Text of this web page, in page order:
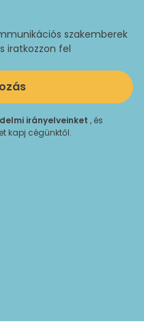
szakemberek
iratkozzon fel
irányelveinket , és
kapj cégünktől.